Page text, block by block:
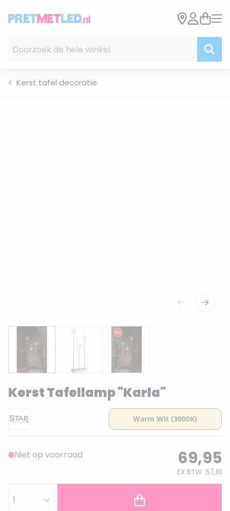
Kerst tafel decoratie
Kerst Tafellamp "Karla"
Niet op voorraad 69,95
EX BTW 57,81